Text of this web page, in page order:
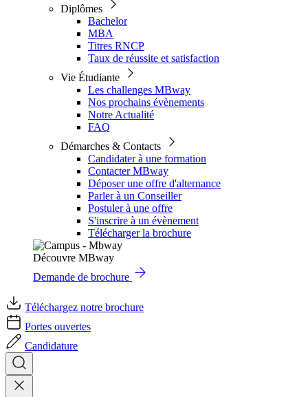
Diplômes
Bachelor
MBA
Titres RNCP
Taux de réussite et satisfaction
Vie Étudiante
Les challenges MBway
Nos prochains évènements
Notre Actualité
FAQ
Démarches & Contacts
Candidater à une formation
Contacter MBway
Déposer une offre d'alternance
Parler à un Conseiller
Postuler à une offre
S'inscrire à un évènement
Télécharger la brochure
Découvre MBway
Demande de brochure
Téléchargez notre brochure
Portes ouvertes
Candidature